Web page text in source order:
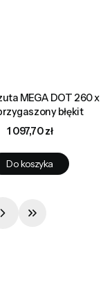
MEGA DOT 260 x
błękit
Cena
1 097,70 zł
Do koszyka
produktamiPrzejdź do